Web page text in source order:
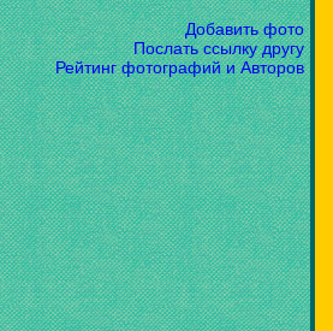
Добавить фото
Послать ссылку другу
Рейтинг фотографий и Авторов